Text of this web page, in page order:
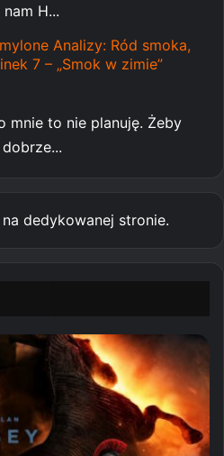
H...
Analizy: Ród smoka,
7 – „Smok w zimie”
mnie to nie planuję. Żeby
dedykowanej stronie.